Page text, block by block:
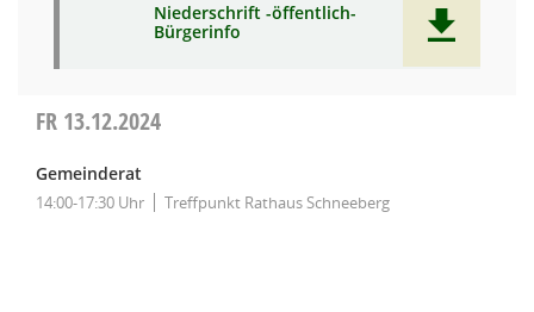
Niederschrift -öffentlich-
Bürgerinfo
FR 13.12.2024
Gemeinderat
14:00-17:30 Uhr Treffpunkt Rathaus Schneeberg